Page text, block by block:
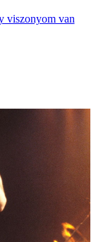
viszonyom van